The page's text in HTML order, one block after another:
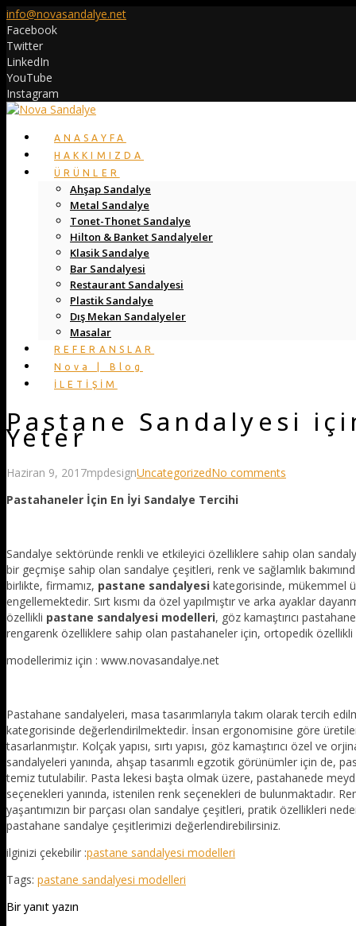
info@novasandalye.net
Facebook
Twitter
LinkedIn
YouTube
Instagram
ANASAYFA
HAKKIMIZDA
ÜRÜNLER
Ahşap Sandalye
Metal Sandalye
Tonet-Thonet Sandalye
Hilton & Banket Sandalyeler
Klasik Sandalye
Bar Sandalyesi
Restaurant Sandalyesi
Plastik Sandalye
Dış Mekan Sandalyeler
Masalar
REFERANSLAR
Nova | Blog
İLETİŞİM
Pastane Sandalyesi
Yeter
Haziran 9, 2017mpdesignUncategorizedNo comments
Pastahaneler İçin En İyi Sandalye Tercihi
Sandalye sektöründe renkli ve etkileyici özelliklere sahip olan
bir geçmişe sahip olan sandalye çeşitleri, renk ve sağlamlık
birlikte, firmamız, pastane sandalyesi kategorisinde, mükemmel
engellemektedir. Sırt kısmı da özel yapılmıştır ve arka ayaklar
özellikli pastane sandalyesi modelleri, göz kamaştırıcı
rengarenk özelliklere sahip olan pastahaneler için, ortopedik
modellerimiz için : www.novasandalye.net
Pastahane sandalyeleri, masa tasarımlarıyla takım olarak tercih
kategorisinde değerlendirilmektedir. İnsan ergonomisine göre
tasarlanmıştır. Kolçak yapısı, sırtı yapısı, göz kamaştırıcı özel
sandalyeleri yanında, ahşap tasarımlı egzotik görünümler için de,
temiz tutulabilir. Pasta lekesi başta olmak üzere, pastahanede
seçenekleri yanında, istenilen renk seçenekleri de bulunmaktadır.
yaşantımızın bir parçası olan sandalye çeşitleri, pratik özellikleri
pastahane sandalye çeşitlerimizi değerlendirebilirsiniz.
ilginizi çekebilir :pastane sandalyesi modelleri
Tags: pastane sandalyesi modelleri
Bir yanıt yazın